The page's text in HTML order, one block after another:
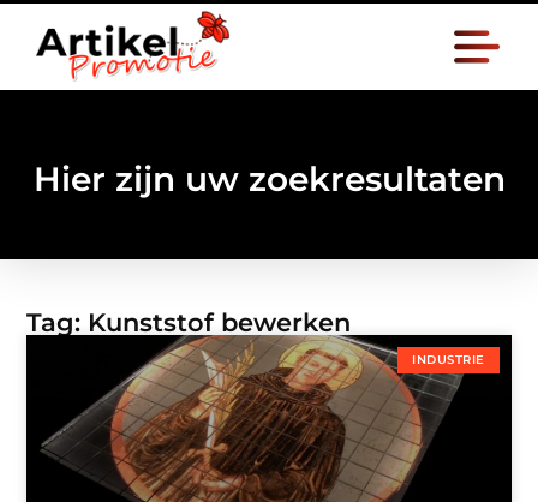
Hier zijn uw zoekresultaten
Tag: Kunststof bewerken
INDUSTRIE